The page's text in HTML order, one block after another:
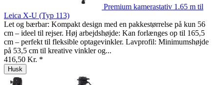
Premium kamerastativ 1.65 m til
Leica X-U (Typ 113)
Let og bærbar: Kompakt design med en pakkestørrelse på kun 56
cm – ideel til rejser. Høj arbejdshøjde: Kan forlænges op til 165,5
cm – perfekt til fleksible optagevinkler. Lavprofil: Minimumshøjde
på 53,5 cm til kreative vinkler og...
416,50 Kr. *
Husk